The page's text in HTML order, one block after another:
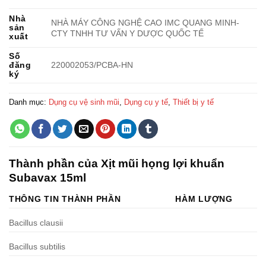
Nhà
sản
xuất
NHÀ MÁY CÔNG NGHỆ CAO IMC QUANG MINH-
CTY TNHH TƯ VẤN Y DƯỢC QUỐC TẾ
Số
đăng
ký
220002053/PCBA-HN
Danh mục: Dụng cụ vệ sinh mũi Dụng cụ y tế Thiết bị y tế
Thành phần của Xịt mũi họng lợi khuẩn
Subavax 15ml
THÔNG TIN THÀNH PHẦN HÀM LƯỢNG
Bacillus clausii
Bacillus subtilis